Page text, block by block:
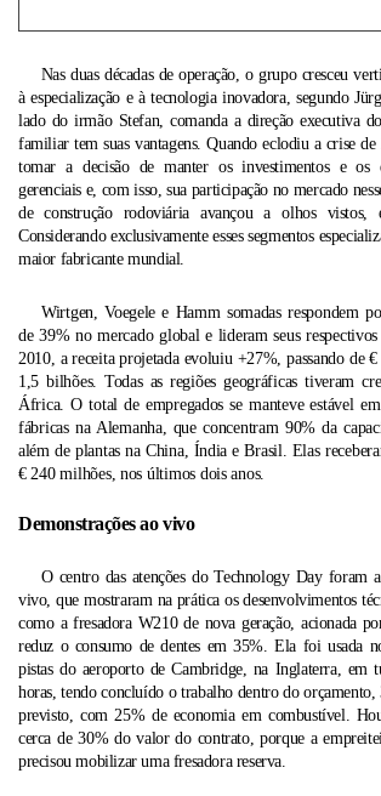
Nas duas décadas de operação, o grupo cresceu
à especialização e à tecnologia inovadora, segundo
lado do irmão Stefan, comanda a direção executiva
familiar tem suas vantagens. Quando eclodiu a crise de
tomar a decisão de manter os investimentos e os
gerenciais e, com isso, sua participação no mercado
de construção rodoviária
avançou a olhos vistos,
Considerando exclusivamente esses segmentos
maior fabricante mundial.
Wirtgen, Voegele e Hamm somadas respondem
de 39% no mercado global e lideram seus
2010, a receita projetada evoluiu +27%, passando de
1,5 bilhões. Todas as regiões geográficas tiveram
África. O total de empregados se manteve estável
fábricas na Alemanha, que concentram 90% da
além de plantas na China, Índia e Brasil. Elas
€ 240 milhões, nos últimos dois anos.
Demonstrações ao vivo
O centro das atenções do Technology Day foram
vivo, que mostraram na prática os desenvolvimentos
como a fresadora W210 de nova geração, acionada
reduz o consumo de dentes em 35%. Ela foi usada
pistas do aeroporto de Cambridge, na Inglaterra, em
horas, tendo concluído o trabalho dentro do orçamento,
previsto, com 25% de economia em combustível.
cerca de 30% do valor do contrato, porque a
precisou mobilizar uma fresadora reserva.